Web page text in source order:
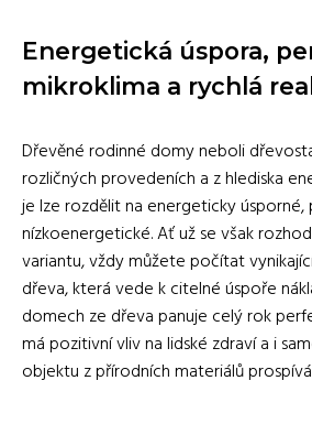
Energetická úspora,
mikroklima a rychlá
Dřevěné rodinné domy neboli
rozličných provedeních a z hlediska
je lze rozdělit na energeticky úsporné,
nízkoenergetické. Ať už se však
variantu, vždy můžete počítat
dřeva, která vede k citelné úspoře
domech ze dřeva panuje celý rok
má pozitivní vliv na lidské zdraví a i
objektu z přírodních materiálů